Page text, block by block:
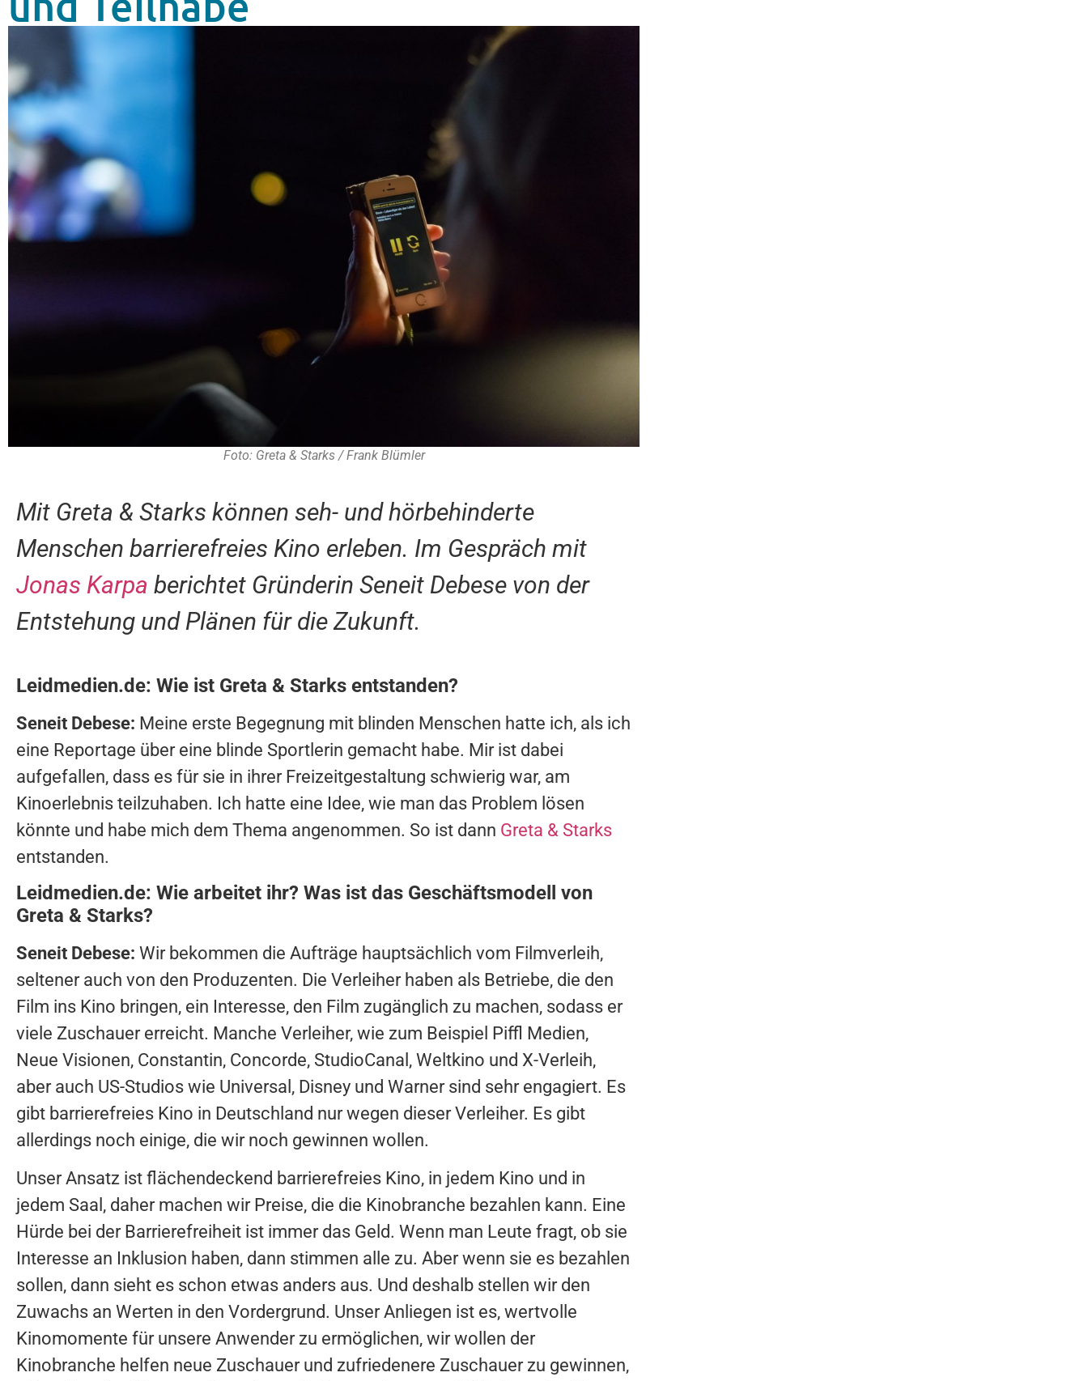
Foto: Greta & Starks / Frank Blümler
Mit Greta & Starks können seh- und hörbehinderte
Menschen barrierefreies Kino erleben. Im Gespräch mit
Jonas Karpa berichtet Gründerin Seneit Debese von der
Entstehung und Plänen für die Zukunft.
Leidmedien.de: Wie ist Greta & Starks entstanden?
Seneit Debese: Meine erste Begegnung mit blinden Menschen hatte ich, als ich
eine Reportage über eine blinde Sportlerin gemacht habe. Mir ist dabei
aufgefallen, dass es für sie in ihrer Freizeitgestaltung schwierig war, am
Kinoerlebnis teilzuhaben. Ich hatte eine Idee, wie man das Problem lösen
könnte und habe mich dem Thema angenommen. So ist dann Greta & Starks
entstanden.
Leidmedien.de: Wie arbeitet ihr? Was ist das Geschäftsmodell von
Greta & Starks?
Seneit Debese: Wir bekommen die Aufträge hauptsächlich vom Filmverleih,
seltener auch von den Produzenten. Die Verleiher haben als Betriebe, die den
Film ins Kino bringen, ein Interesse, den Film zugänglich zu machen, sodass er
viele Zuschauer erreicht. Manche Verleiher, wie zum Beispiel Piffl Medien,
Neue Visionen, Constantin, Concorde, StudioCanal, Weltkino und X-Verleih,
aber auch US-Studios wie Universal, Disney und Warner sind sehr engagiert. Es
gibt barrierefreies Kino in Deutschland nur wegen dieser Verleiher. Es gibt
allerdings noch einige, die wir noch gewinnen wollen.
Unser Ansatz ist flächendeckend barrierefreies Kino, in jedem Kino und in
jedem Saal, daher machen wir Preise, die die Kinobranche bezahlen kann. Eine
Hürde bei der Barrierefreiheit ist immer das Geld. Wenn man Leute fragt, ob sie
Interesse an Inklusion haben, dann stimmen alle zu. Aber wenn sie es bezahlen
sollen, dann sieht es schon etwas anders aus. Und deshalb stellen wir den
Zuwachs an Werten in den Vordergrund. Unser Anliegen ist es, wertvolle
Kinomomente für unsere Anwender zu ermöglichen, wir wollen der
Kinobranche helfen neue Zuschauer und zufriedenere Zuschauer zu gewinnen,